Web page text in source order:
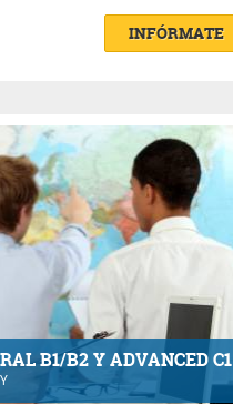
INFÓRMATE
B1/B2 Y ADVANCED C1